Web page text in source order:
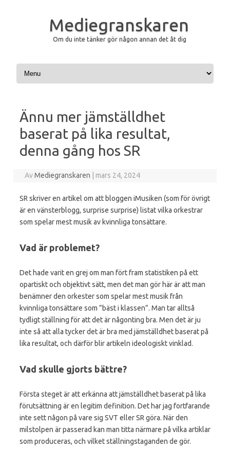
Mediegranskaren
Om du inte tänker gör någon annan det åt dig
Hoppa till innehåll
Ännu mer jämställdhet
baserat på lika resultat,
denna gång hos SR
AvMediegranskaren mars 24, 2024
SR skriver en artikel om att bloggen iMusiken (som för övrigt
är en vänsterblogg, surprise surprise) listat vilka orkestrar
som spelar mest musik av kvinnliga tonsättare.
Vad är problemet?
Det hade varit en grej om man fört fram statistiken på ett
opartiskt och objektivt sätt, men det man gör här är att man
benämner den orkester som spelar mest musik från
kvinnliga tonsättare som ”bäst i klassen”. Man tar alltså
tydligt ställning för att det är någonting bra. Men det är ju
inte så att alla tycker det är bra med jämställdhet baserat på
lika resultat, och därför blir artikeln ideologiskt vinklad.
Vad skulle gjorts bättre?
Första steget är att erkänna att jämställdhet baserat på lika
förutsättning är en legitim definition. Det har jag fortfarande
inte sett någon på vare sig SVT eller SR göra. När den
milstolpen är passerad kan man titta närmare på vilka artiklar
som produceras, och vilket ställningstaganden de gör.